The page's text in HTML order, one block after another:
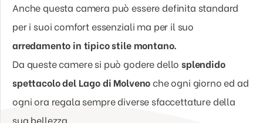
Anche questa camera può essere definita standard
per i suoi comfort essenziali ma per il suo
arredamento in tipico stile montano.
Da queste camere si può godere dellosplendido
spettacolo del Lago di Molvenoche ogni giorno ed ad
ogni ora regala sempre diverse sfaccettature della
sua bellezza.